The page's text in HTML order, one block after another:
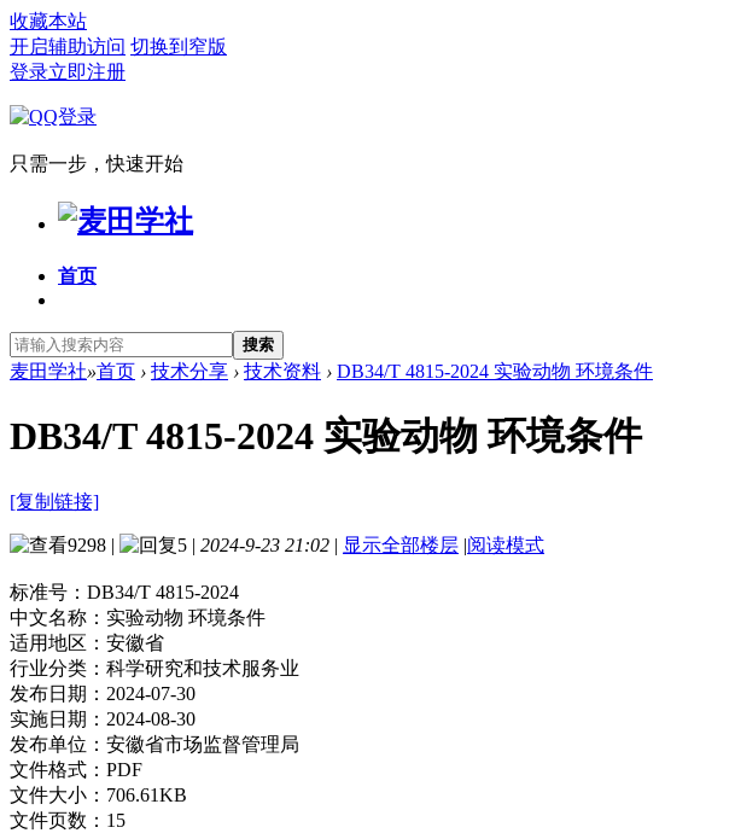
收藏本站
开启辅助访问 切换到窄版
登录立即注册
只需一步，快速开始
首页
搜索
麦田学社»首页 › 技术分享 › 技术资料 › DB34/T 4815-2024 实验动物 环境条件
DB34/T 4815-2024 实验动物 环境条件
[复制链接]
9298 | 5 | 2024-9-23 21:02 | 显示全部楼层 |阅读模式
标准号： DB34/T 4815-2024
中文名称： 实验动物 环境条件
适用地区： 安徽省
行业分类： 科学研究和技术服务业
发布日期： 2024-07-30
实施日期： 2024-08-30
发布单位： 安徽省市场监督管理局
文件格式： PDF
文件大小： 706.61KB
文件页数： 15